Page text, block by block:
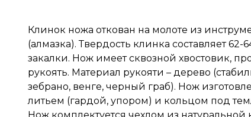
Клинок ножа откован на молоте из
(алмазка). Твердость клинка составляет 62-
закалки. Нож имеет сквозной хвостовик,
рукоять. Материал рукояти – дерево
зебрано, венге, черный граб). Нож
литьем (гардой, упором) и кольцом под
Нож комплектуется чехлом из натуральной